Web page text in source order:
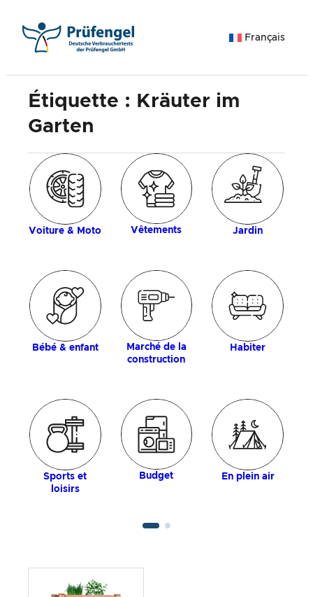
contenu
Français
Étiquette : Kräuter im
Garten
Voiture & Moto Vêtements Jardin
Bébé & enfant
Marché de la
construction
Habiter
Sports et
loisirs
Budget En plein air